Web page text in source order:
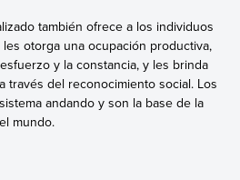
también ofrece a los individuos
otorga una ocupación productiva,
y la constancia, y les brinda
través del reconocimiento social. Los
andando y son la base de la
mundo.